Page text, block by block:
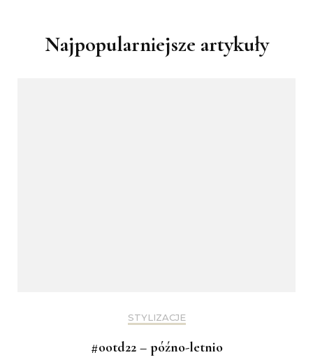
Najpopularniejsze artykuły
STYLIZACJE
#ootd22 – późno-letnio